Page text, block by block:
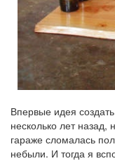
Впервые идея создать
несколько лет назад,
гараже сломалась
небыли. И тогда я